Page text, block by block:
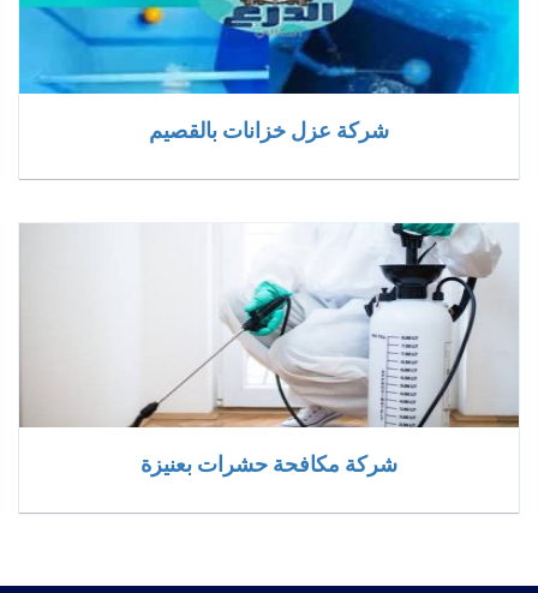
شركة عزل خزانات بالقصيم
شركة مكافحة حشرات بعنيزة